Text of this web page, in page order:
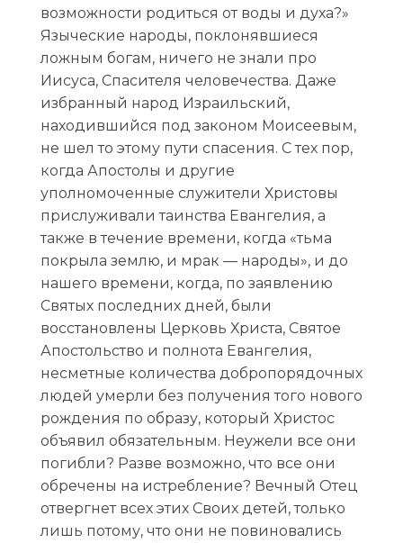
возможности родиться от воды и духа?»
Языческие народы, поклонявшиеся
ложным богам, ничего не знали про
Иисуса, Спасителя человечества. Даже
избранный народ Израильский,
находившийся под законом Моисеевым,
не шел то этому пути спасения. С тех пор,
когда Апостолы и другие
уполномоченные служители Христовы
прислуживали таинства Евангелия, а
также в течение времени, когда «тьма
покрыла землю, и мрак — народы», и до
нашего времени, когда, по заявлению
Святых последних дней, были
восстановлены Церковь Христа, Святое
Апостольство и полнота Евангелия,
несметные количества добропорядочных
людей умерли без получения того нового
рождения по образу, который Христос
объявил обязательным. Неужели все они
погибли? Разве возможно, что все они
обречены на истребление? Вечный Отец
отвергнет всех этих Своих детей, только
лишь потому, что они не повиновались